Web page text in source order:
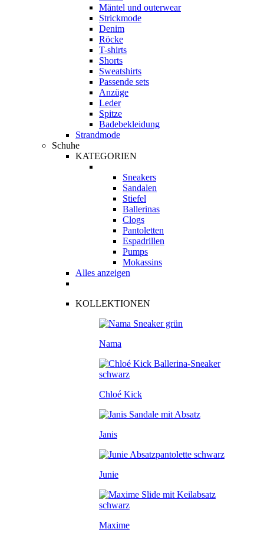
Mäntel und outerwear
Strickmode
Denim
Röcke
T-shirts
Shorts
Sweatshirts
Passende sets
Anzüge
Leder
Spitze
Badebekleidung
Strandmode
Schuhe
KATEGORIEN
Sneakers
Sandalen
Stiefel
Ballerinas
Clogs
Pantoletten
Espadrillen
Pumps
Mokassins
Alles anzeigen
KOLLEKTIONEN
Nama
Chloé Kick
Janis
Junie
Maxime